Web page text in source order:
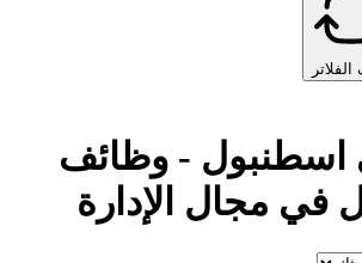
- وظائف
مجال الإدارة